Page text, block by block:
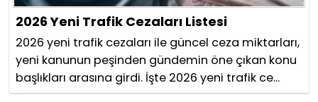
2026 Yeni Trafik Cezaları Listesi
2026 yeni trafik cezaları ile güncel ceza miktarları,
yeni kanunun peşinden gündemin öne çıkan konu
başlıkları arasına girdi. İşte 2026 yeni trafik ce...